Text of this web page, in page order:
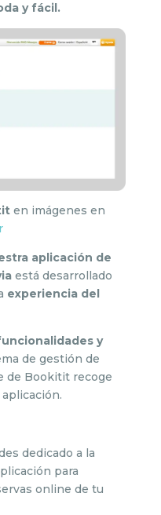
y fácil.
en imágenes en
aplicación de
está desarrollado
experiencia del
y
de gestión de
de Bookitit recoge
dedicado a la
para
online de tu